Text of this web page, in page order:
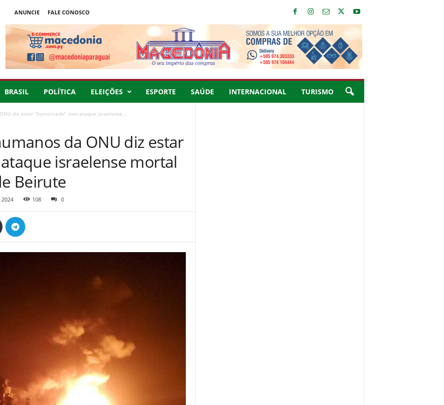
ANUNCIE
FALE CONOSCO
BRASIL POLÍTICA ELEIÇÕES ESPORTE SAÚDE INTERNACIONAL TURISMO
diz estar “horrorizado” com ataque israelense...
da ONU diz estar
israelense mortal
Beirute
108 0